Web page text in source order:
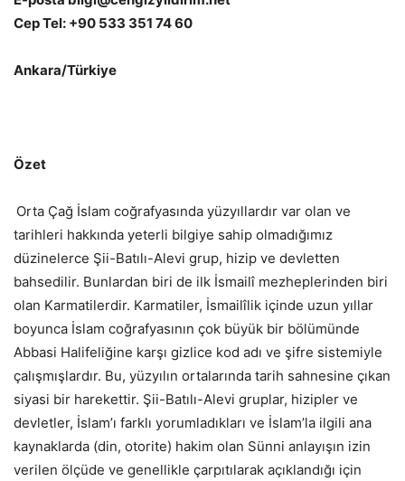
Cep Tel: +90 533 351 74 60
Ankara/Türkiye
Özet
Orta Çağ İslam coğrafyasında yüzyıllardır var olan ve
tarihleri ​​hakkında yeterli bilgiye sahip olmadığımız
düzinelerce Şii-Batılı-Alevi grup, hizip ve devletten
bahsedilir. Bunlardan biri de ilk İsmailî mezheplerinden biri
olan Karmatilerdir. Karmatiler, İsmailîlik içinde uzun yıllar
boyunca İslam coğrafyasının çok büyük bir bölümünde
Abbasi Halifeliğine karşı gizlice kod adı ve şifre sistemiyle
çalışmışlardır. Bu, yüzyılın ortalarında tarih sahnesine çıkan
siyasi bir harekettir. Şii-Batılı-Alevi gruplar, hizipler ve
devletler, İslam’ı farklı yorumladıkları ve İslam’la ilgili ana
kaynaklarda (din, otorite) hakim olan Sünni anlayışın izin
verilen ölçüde ve genellikle çarpıtılarak açıklandığı için